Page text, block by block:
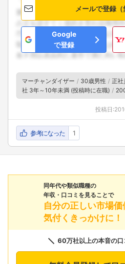
メールで登録（
Google
で登録
マーチャンダイザー 30歳男性 正社
社 3年～10年未満 (投稿時に在職)
投稿日:
参考になった 1
同年代や類似職種の
年収・口コミを見ることで
自分の正しい市場価
気付くきっかけに！
60万社以上の本音の口